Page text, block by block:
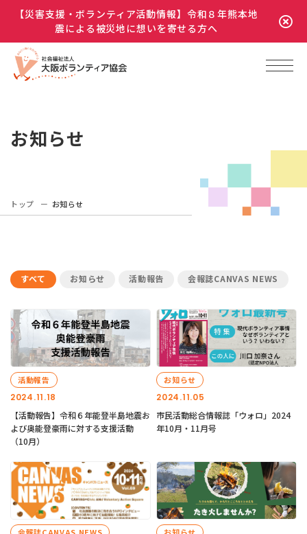
【災害支援・ボランティア活動情報】令和８年熊本地
震による被災地に想いを寄せる方へ
お知らせ
トップ お知らせ
すべて お知らせ 活動報告 会報誌CANVAS NEWS
2024.11.18
活動報告
【活動報告】令和６年能登半島地震お
よび奥能登豪雨に対する支援活動
（10月）
2024.11.05
お知らせ
市民活動総合情報誌「ウォロ」2024
年10月・11月号